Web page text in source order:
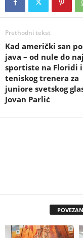
Prethodni tekst
Kad američki san
java – od nule do
sportiste na Floridi i
teniskog trenera za
juniore svetskog
Jovan Parlić